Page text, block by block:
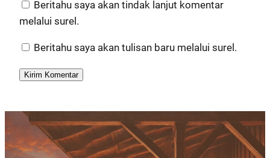
Beritahu saya akan tindak lanjut komentar
melalui surel.
Beritahu saya akan tulisan baru melalui surel.